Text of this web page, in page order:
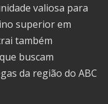
valiosa para
superior em
também
buscam
da região do ABC